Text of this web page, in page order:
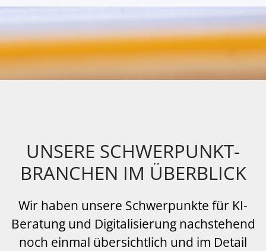
UNSERE SCHWERPUNKT-
BRANCHEN IM ÜBERBLICK
Wir haben unsere Schwerpunkte für KI-
Beratung und Digitalisierung nachstehend
noch einmal übersichtlich und im Detail